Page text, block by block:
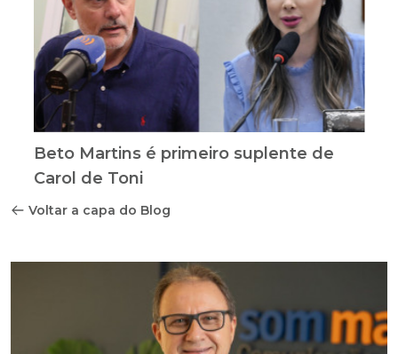
Beto Martins é primeiro suplente de
Carol de Toni
Voltar a capa do Blog